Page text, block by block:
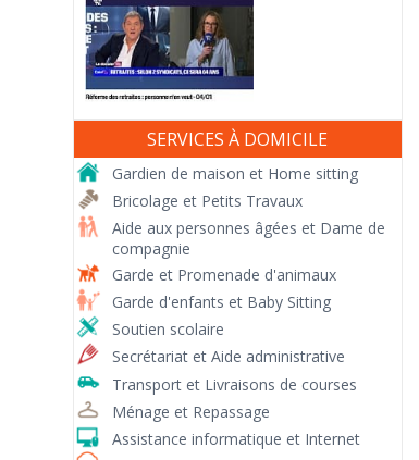
SERVICES À DOMICILE
Gardien de maison et Home sitting
Bricolage et Petits Travaux
Aide aux personnes âgées et Dame de
compagnie
Garde et Promenade d'animaux
Garde d'enfants et Baby Sitting
Soutien scolaire
Secrétariat et Aide administrative
Transport et Livraisons de courses
Ménage et Repassage
Assistance informatique et Internet